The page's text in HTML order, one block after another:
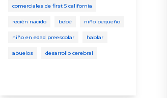
comerciales de first 5 california
recién nacido bebé niño pequeño
niño en edad preescolar hablar
abuelos desarrollo cerebral